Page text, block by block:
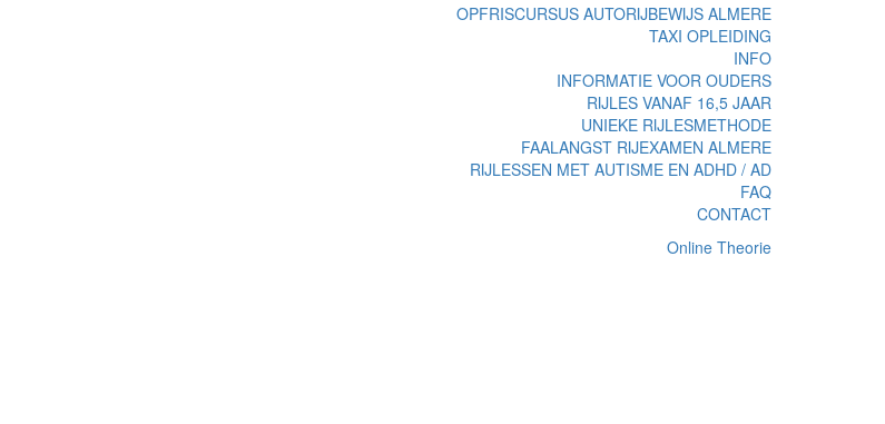
OPFRISCURSUS AUTORIJBEWIJS ALMERE
TAXI OPLEIDING
INFO
INFORMATIE VOOR OUDERS
RIJLES VANAF 16,5 JAAR
UNIEKE RIJLESMETHODE
FAALANGST RIJEXAMEN ALMERE
RIJLESSEN MET AUTISME EN ADHD / AD
FAQ
CONTACT
Online Theorie